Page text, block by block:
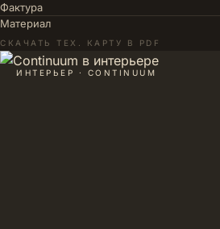
Фактура
Материал
СКАЧАТЬ ТЕХ. КАРТУ В PDF
ИНТЕРЬЕР · CONTINUUM